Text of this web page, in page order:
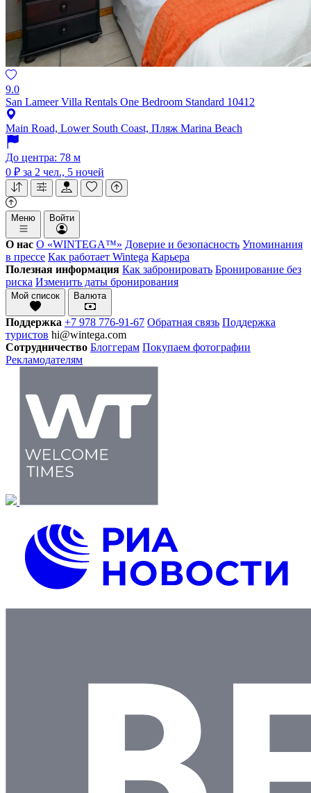
9.0
San Lameer Villa Rentals One Bedroom Standard 10412
Main Road, Lower South Coast, Пляж Marina Beach
До центра: 78 м
0 ₽ за 2 чел., 5 ночей
Меню Войти
О нас О «WINTEGA™» Доверие и безопасность Упоминания
в прессе Как работает Wintega Карьера
Полезная информация Как забронировать Бронирование без
риска Изменить даты бронирования
Мой список Валюта
Поддержка +7 978 776-91-67 Обратная связь Поддержка
туристов hi@wintega.com
Сотрудничество Блоггерам Покупаем фотографии
Рекламодателям